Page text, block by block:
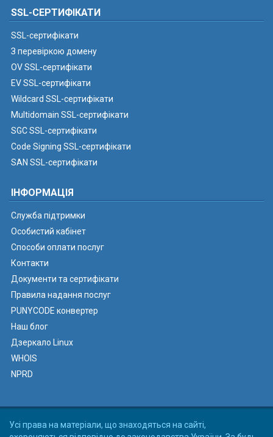
SSL-СЕРТИФІКАТИ
SSL-сертифікати
З перевіркою домену
OV SSL-сертифікати
EV SSL-сертифікати
Wildcard SSL-сертифікати
Multidomain SSL-сертифікати
SGC SSL-сертифікати
Code Signing SSL-сертифікати
SAN SSL-сертифікати
ІНФОРМАЦІЯ
Служба підтримки
Особистий кабінет
Способи оплати послуг
Контакти
Документи та сертифікати
Правила надання послуг
PUNYCODE конвертер
Наш блог
Дзеркало Linux
WHOIS
NPRD
Усі права на матеріали, що знаходяться на сайті,